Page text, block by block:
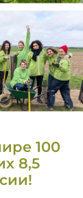
100
8,5